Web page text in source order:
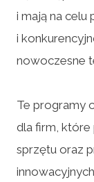
i mają na
i
nowoczesne
Te programy
dla firm, które
sprzętu oraz